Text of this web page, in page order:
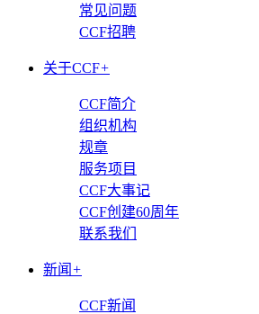
常见问题
CCF招聘
关于CCF+
CCF简介
组织机构
规章
服务项目
CCF大事记
CCF创建60周年
联系我们
新闻 +
CCF新闻